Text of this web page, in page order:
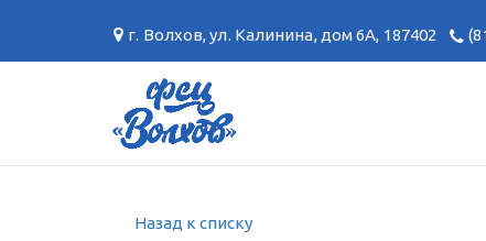
г. Волхов,ул. Калинина, дом 6А, 187402
Назад к списку